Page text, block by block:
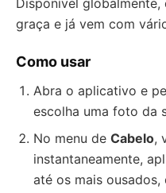
graça e já vem com
Como usar
Abra o aplicativo e
escolha uma foto da
No menu de Cabelo,
instantaneamente,
até os mais